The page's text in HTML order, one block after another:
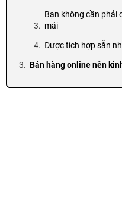
Bạn không cần phải
mái
Được tích hợp sẵn
Bán hàng online nên